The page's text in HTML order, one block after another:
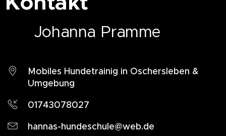
Johanna Pramme
Mobiles Hundetrainig in Oschersleben &
Umgebung
01743078027
hannas-hundeschule@web.de